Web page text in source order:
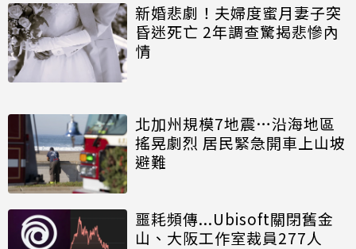
新婚悲劇！夫婦度蜜月妻子突
昏迷死亡 2年調查驚揭悲慘內
情
北加州規模7地震…沿海地區
搖晃劇烈 居民緊急開車上山坡
避難
噩耗頻傳...Ubisoft關閉舊金
山、大阪工作室裁員277人